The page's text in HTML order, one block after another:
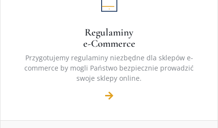
Regulaminy
e-Commerce
Przygotujemy regulaminy niezbędne dla sklepów e-
commerce by mogli Państwo bezpiecznie prowadzić
swoje sklepy online.